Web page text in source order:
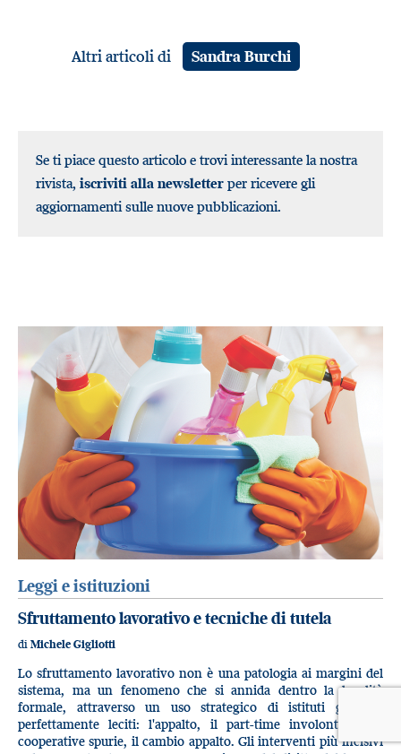
Altri articoli di Sandra Burchi
Se ti piace questo articolo e trovi interessante la nostra
rivista, iscriviti alla newsletter per ricevere gli
aggiornamenti sulle nuove pubblicazioni.
Leggi e istituzioni
Sfruttamento lavorativo e tecniche di tutela
di Michele Gigliotti
Lo sfruttamento lavorativo non è una patologia ai margini del
sistema, ma un fenomeno che si annida dentro la legalità
formale, attraverso un uso strategico di istituti giuridici
perfettamente leciti: l'appalto, il part-time involontario, le
cooperative spurie, il cambio appalto. Gli interventi più incisivi